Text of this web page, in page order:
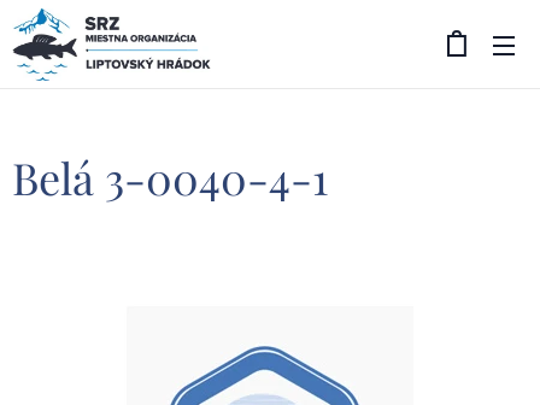
Belá 3-0040-4-1